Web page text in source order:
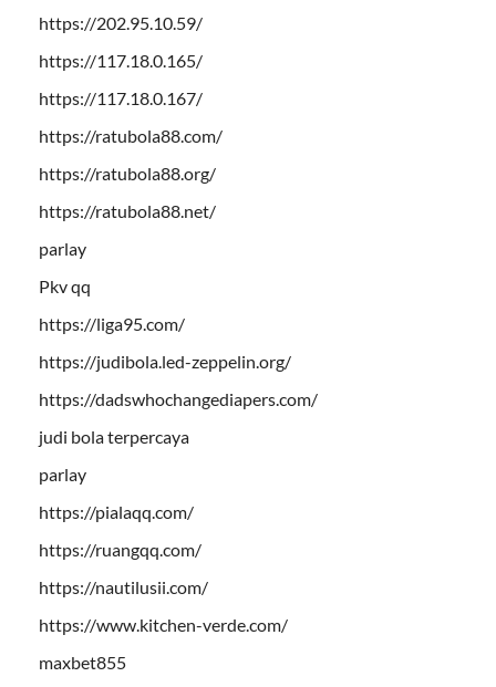
https://202.95.10.59/
https://117.18.0.165/
https://117.18.0.167/
https://ratubola88.com/
https://ratubola88.org/
https://ratubola88.net/
parlay
Pkv qq
https://liga95.com/
https://judibola.led-zeppelin.org/
https://dadswhochangediapers.com/
judi bola terpercaya
parlay
https://pialaqq.com/
https://ruangqq.com/
https://nautilusii.com/
https://www.kitchen-verde.com/
maxbet855